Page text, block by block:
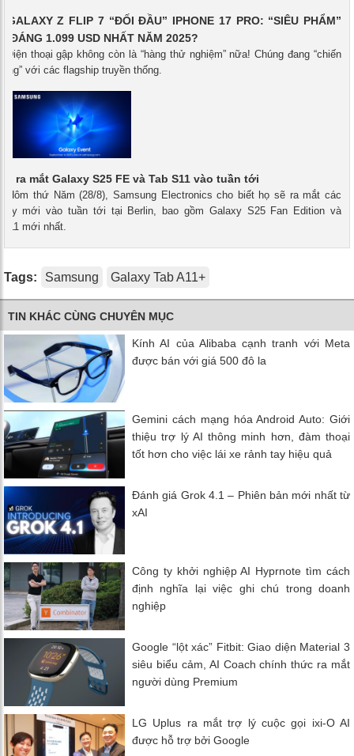
GALAXY Z FLIP 7 “ĐỐI ĐẦU” IPHONE 17 PRO: “SIÊU PHẨM”
ĐÁNG 1.099 USD NHẤT NĂM 2025?
Điện thoại gập không còn là “hàng thử nghiệm” nữa! Chúng đang “chiến
với các flagship truyền thống.
ra mắt Galaxy S25 FE và Tab S11 vào tuần tới
Hôm thứ Năm (28/8), Samsung Electronics cho biết họ sẽ ra mắt các
mới vào tuần tới tại Berlin, bao gồm Galaxy S25 Fan Edition và
mới nhất.
Tags: Samsung Galaxy Tab A11+
TIN KHÁC CÙNG CHUYÊN MỤC
Kính AI của Alibaba cạnh tranh với Meta
được bán với giá 500 đô la
Gemini cách mạng hóa Android Auto: Giới
thiệu trợ lý AI thông minh hơn, đàm thoại
tốt hơn cho việc lái xe rảnh tay hiệu quả
Đánh giá Grok 4.1 – Phiên bản mới nhất từ
xAI
Công ty khởi nghiệp AI Hyprnote tìm cách
định nghĩa lại việc ghi chú trong doanh
nghiệp
Google “lột xác” Fitbit: Giao diện Material 3
siêu biểu cảm, AI Coach chính thức ra mắt
người dùng Premium
LG Uplus ra mắt trợ lý cuộc gọi ixi-O AI
được hỗ trợ bởi Google